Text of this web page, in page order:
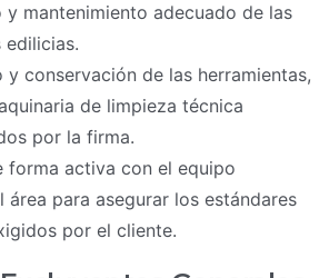
mantenimiento adecuado de las
edilicias.
y conservación de las herramientas,
de limpieza técnica
por la firma.
forma activa con el equipo
área para asegurar los estándares
por el cliente.